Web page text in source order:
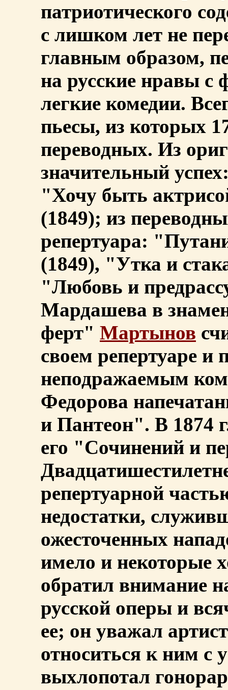
патриотического
с лишком лет не
главным образом,
на русские нравы с
легкие комедии.
пьесы, из которых
переводных. Из
значительный
"Хочу быть
(1849); из
репертуара:
(1849), "Утка и
"Любовь и
Мардашева в
ферт" Мартынов
своем репертуаре и
неподражаемым
Федорова
и Пантеон". В 1874
его "Сочинений и
репертуарной
недостатки,
ожесточенных
имело и некоторые
обратил внимание
русской оперы и
ее; он уважал
относиться к ним с
выхлопотал